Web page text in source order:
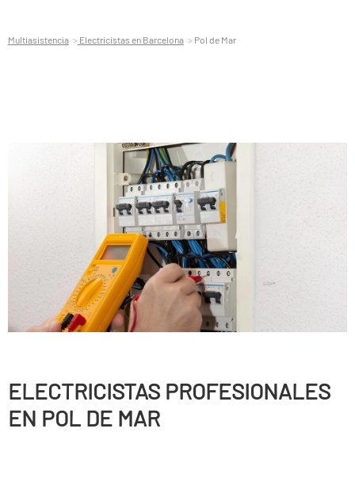
Multiasistencia Electricistas en Barcelona Pol de Mar
ELECTRICISTAS PROFESIONALES
EN POL DE MAR